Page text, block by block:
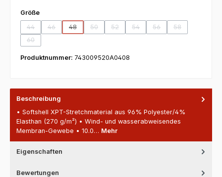
Größeauswählen
44
(Diese Option ist zurzeit nicht verfügbar.)
46
(Diese Option ist zurzeit nicht verfügbar.)
48
(Diese Option ist zurzeit nicht verfügbar.)
50
(Diese Option ist zurzeit nicht verfügbar.)
52
(Diese Option ist zurzeit nicht
54
(Diese Option ist zurzeit nicht
56
(Diese Option ist
58
(Diese Option
60
(Diese Option ist zurzeit nicht verfügbar.)
Produktnummer: 743009520A0408
Beschreibung
• Softshell XPT-Stretchmaterial aus 96% Polyester/4%
Elasthan (270 g/m²) • Wind- und wasserabweisendes
Membran-Gewebe • 10.0… Mehr
Eigenschaften
Bewertungen